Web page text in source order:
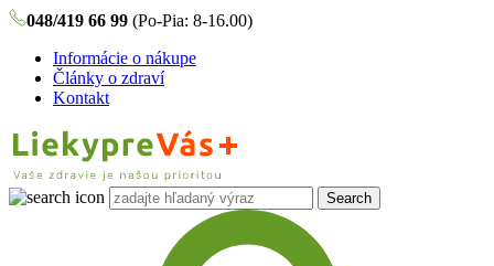
048/419 66 99 (Po-Pia: 8-16.00)
Informácie o nákupe
Články o zdraví
Kontakt